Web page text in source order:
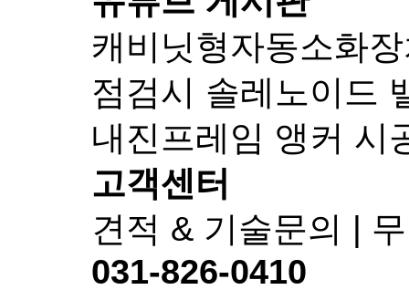
캐비닛형자동소화
점검시 솔레노이드
내진프레임 앵커 시
고객센터
견적 & 기술문의 |
031-826-0410